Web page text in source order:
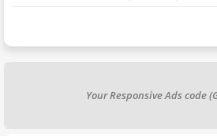
Your Responsive Ads code